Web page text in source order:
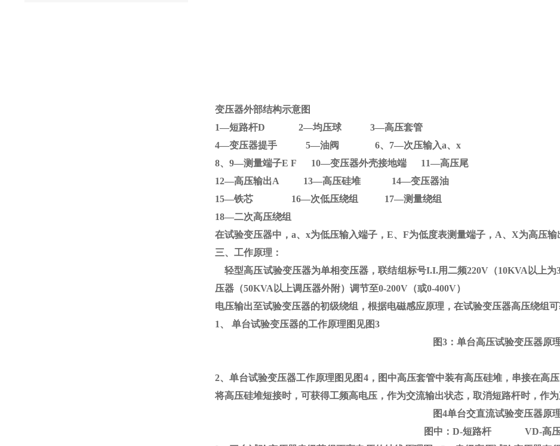
变压器外部结构示意图
1—短路杆D 2—均压球 3—高压套管
4—变压器提手 5—油阀 6、 7—次压输入a、 x
8、 9—测量端子E F 10—变压器外壳接地端 11—高压尾
12—高压输出A 13—高压硅堆 14—变压器油
15—铁芯 16—次低压绕组 17—测量绕组
18—二次高压绕组
在试验变压器中， a、 x为低压输入端子， E、 F为低度表测量端子， A、 X为高压输
三、工作原理：
轻型高压试验变压器为单相变压器，联结组标号I.I.用二频220V （10KVA 以上为
压器（50KVA 以上调压器外附）调节至0-200V （或0-400V）
电压输出至试验变压器的初级绕组，根据电磁感应原理，在试验变压器高压绕组可
1、 单台试验变压器的工作原理图见图3
图3 ：单台高压试验变压器原
2、单台试验变压器工作原理图见图 4，图中高压套管中装有高压硅堆，串接在高
将高压硅堆短接时，可获得工频高电压，作为交流输出状态，取消短路杆时，作为
图4单台交直流试验变压器原
图中： D-短路杆 VD-高